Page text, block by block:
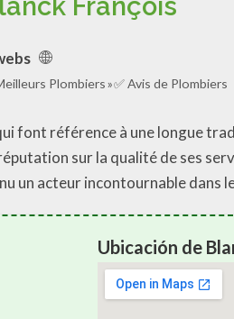
François
Plombiers ✅ Avis de Plombiers
font référence à une longue
sur la qualité de ses
un acteur incontournable dans
Ubicación de